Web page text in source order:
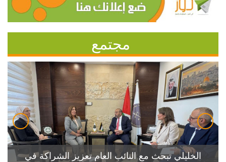
مجتمع
الخليلي تبحث مع النائب العام تعزيز الشراكة في